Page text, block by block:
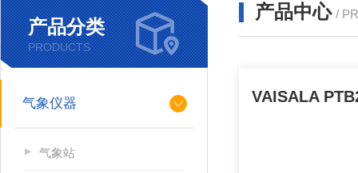
产品分类
PRODUCTS
气象仪器
气象站
产品中心 /